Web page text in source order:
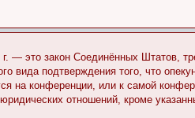
— это закон Соединённых Штатов,
вида подтверждения того, что
конференции, или к самой
отношений, кроме